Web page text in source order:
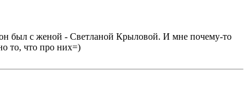
был с женой - Светланой Крыловой. И мне почему-то
то, что про них=)